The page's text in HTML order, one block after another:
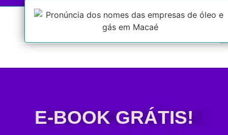
E-BOOK GRÁTIS!